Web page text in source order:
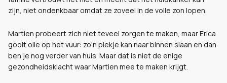
zijn, niet ondenkbaar omdat ze zoveel in de volle zon lopen.
Martien probeert zich niet teveel zorgen te maken, maar Erica
gooit olie op het vuur: zo'n plekje kan naar binnen slaan en dan
ben je nog verder van huis. Maar dat is niet de enige
gezondheidsklacht waar Martien mee te maken krijgt.